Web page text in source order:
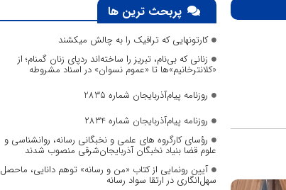
پربحث ترین ها
کارتونهایی که ترافیک را به چالش میکشند
زنانی که بی‌نام، تبریز را ساخته‌اند ردپای زنان گمنام؛ از
«کلانترخانیم»ها تا «عموم نسوان» در اسناد مشروطه
روزنامه پیام‌آذربایجان شماره 2835
روزنامه پیام‌آذربایجان شماره 2834
رؤسای کارگروه های علمی و نخبگانی رسانه، روانشناسی و
علوم قضا بنیاد نخبگان آذربایجان‌شرقی منصوب شدند
آیین رونمایی از کتاب «من و رسانه» توهم دانایی، ماحصل
سهل‌انگاری در ارتقا سواد رسانه